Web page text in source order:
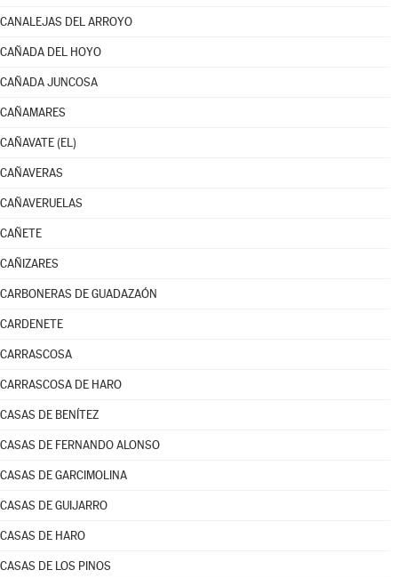
CANALEJAS DEL ARROYO
CAÑADA DEL HOYO
CAÑADA JUNCOSA
CAÑAMARES
CAÑAVATE (EL)
CAÑAVERAS
CAÑAVERUELAS
CAÑETE
CAÑIZARES
CARBONERAS DE GUADAZAÓN
CARDENETE
CARRASCOSA
CARRASCOSA DE HARO
CASAS DE BENÍTEZ
CASAS DE FERNANDO ALONSO
CASAS DE GARCIMOLINA
CASAS DE GUIJARRO
CASAS DE HARO
CASAS DE LOS PINOS